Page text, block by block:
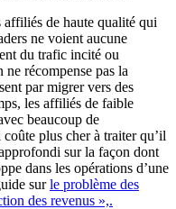
affiliés de haute qualité qui
ne voient aucune
du trafic incité ou
récompense pas la
par migrer vers des
les affiliés de faible
beaucoup de
plus cher à traiter qu’il
sur la façon dont
dans les opérations d’une
surle problème des
des revenus »,.